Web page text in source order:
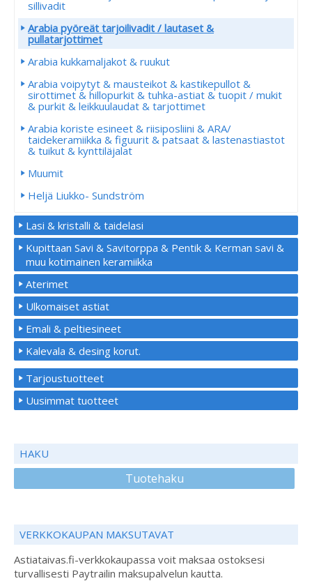
sillivadit
Arabia pyöreät tarjoilivadit / lautaset &
pullatarjottimet
Arabia kukkamaljakot & ruukut
Arabia voipytyt & mausteikot & kastikepullot &
sirottimet & hillopurkit & tuhka-astiat & tuopit / mukit
& purkit & leikkuulaudat & tarjottimet
Arabia koriste esineet & riisiposliini & ARA/
taidekeramiikka & figuurit & patsaat & lastenastiastot
& tuikut & kynttiläjalat
Muumit
Heljä Liukko- Sundström
Lasi & kristalli & taidelasi
Kupittaan Savi & Savitorppa & Pentik & Kerman savi &
muu kotimainen keramiikka
Aterimet
Ulkomaiset astiat
Emali & peltiesineet
Kalevala & desing korut.
Tarjoustuotteet
Uusimmat tuotteet
HAKU
Tuotehaku
VERKKOKAUPAN MAKSUTAVAT
Astiataivas.fi-verkkokaupassa voit maksaa ostoksesi
turvallisesti Paytrailin maksupalvelun kautta.